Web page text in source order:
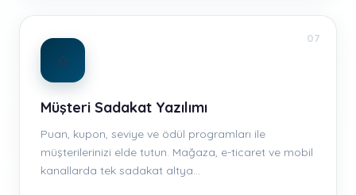
07
⭐
Müşteri Sadakat Yazılımı
Puan, kupon, seviye ve ödül programları ile
müşterilerinizi elde tutun. Mağaza, e-ticaret ve mobil
kanallarda tek sadakat altya…